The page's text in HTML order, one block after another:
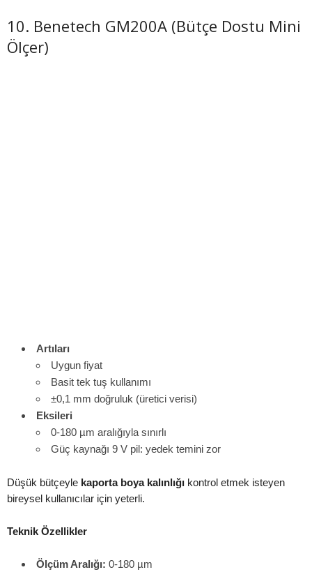
10. Benetech GM200A (Bütçe Dostu Mini
Ölçer)
Artıları
Uygun fiyat
Basit tek tuş kullanımı
±0,1 mm doğruluk (üretici verisi)
Eksileri
0-180 µm aralığıyla sınırlı
Güç kaynağı 9 V pil: yedek temini zor
Düşük bütçeyle kaporta boya kalınlığı kontrol etmek isteyen
bireysel kullanıcılar için yeterli.
Teknik Özellikler
Ölçüm Aralığı: 0-180 µm